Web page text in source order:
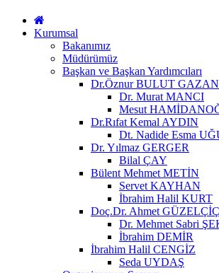
Kurumsal
Bakanımız
Müdürümüz
Başkan ve Başkan Yardımcıları
Dr.Öznur BULUT
Dr. Murat MANCI
Mesut
Dr.Rıfat Kemal AYDIN
Dt. Nadide Esma
Dr. Yılmaz GERGER
Bilal ÇAY
Bülent Mehmet METİN
Servet KAYHAN
İbrahim Halil KURT
Doç.Dr. Ahmet
Dr. Mehmet Sabri
İbrahim DEMİR
İbrahim Halil CENGİZ
Seda UYDAŞ